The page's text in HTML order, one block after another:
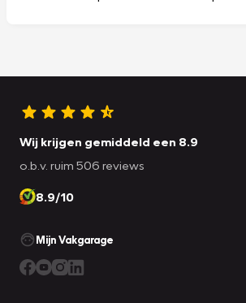
Wij krijgen gemiddeld een 8.9
o.b.v. ruim 506 reviews
8.9/10
Mijn Vakgarage